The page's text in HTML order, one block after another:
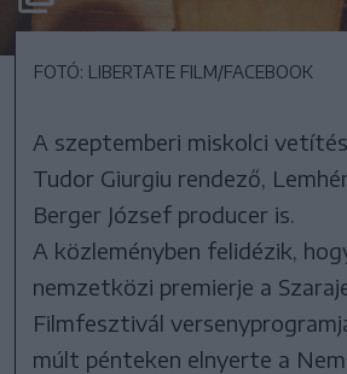
FOTÓ: LIBERTATE FILM/FACEBOOK
A szeptemberi miskolci
Tudor Giurgiu rendező,
Berger József producer is.
A közleményben felidézik,
nemzetközi premierje a
Filmfesztivál
múlt pénteken elnyerte a